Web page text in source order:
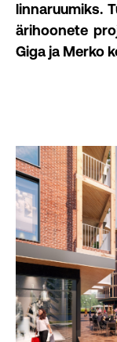
linnaruumiks.
ärihoonete
Giga ja Merko